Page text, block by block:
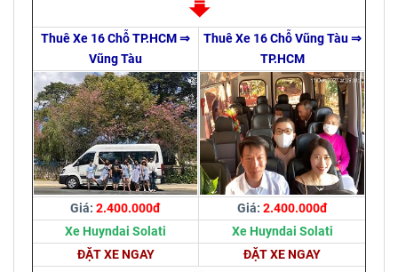
Thuê Xe 16 Chỗ TP.HCM ⇒
Vũng Tàu
Thuê Xe 16 Chỗ Vũng Tàu ⇒
TP.HCM
Giá: 2.400.000đ Giá: 2.400.000đ
Xe Huyndai Solati
Xe Huyndai Solati
ĐẶT XE NGAY
ĐẶT XE NGAY